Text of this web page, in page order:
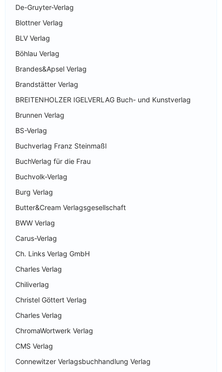
De-Gruyter-Verlag
Blottner Verlag
BLV Verlag
Böhlau Verlag
Brandes&Apsel Verlag
Brandstätter Verlag
BREITENHOLZER IGELVERLAG Buch- und Kunstverlag
Brunnen Verlag
BS-Verlag
Buchverlag Franz Steinmaßl
BuchVerlag für die Frau
Buchvolk-Verlag
Burg Verlag
Butter&Cream Verlagsgesellschaft
BWW Verlag
Carus-Verlag
Ch. Links Verlag GmbH
Charles Verlag
Chiliverlag
Christel Göttert Verlag
Charles Verlag
ChromaWortwerk Verlag
CMS Verlag
Connewitzer Verlagsbuchhandlung Verlag